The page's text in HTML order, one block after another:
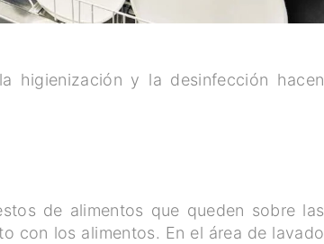
higienización y la desinfección hacen
de alimentos que queden sobre las
con los alimentos. En el área de lavado